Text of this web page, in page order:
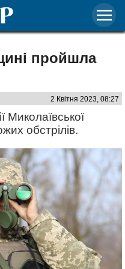
пройшла
2 Квітня 2023, 08:27
Миколаївської
обстрілів.